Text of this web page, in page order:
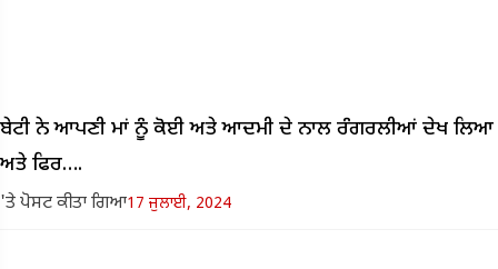
ਬੇਟੀ ਨੇ ਆਪਣੀ ਮਾਂ ਨੂੰ ਕੋਈ ਅਤੇ ਆਦਮੀ ਦੇ ਨਾਲ ਰੰਗਰਲੀਆਂ ਦੇਖ ਲਿਆ
ਅਤੇ ਫਿਰ….
'ਤੇ ਪੋਸਟ ਕੀਤਾ ਗਿਆ17 ਜੁਲਾਈ, 2024